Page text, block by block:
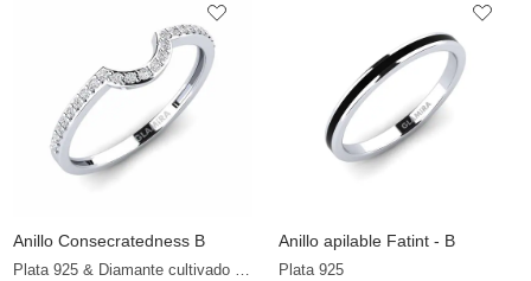
Anillo Consecratedness B
Plata 925 & Diamante cultivado en laboratorio
Anillo apilable Fatint - B
Plata 925